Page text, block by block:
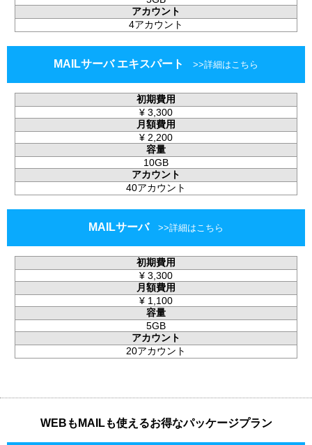
アカウント
4アカウント
MAILサーバ エキスパート
初期費用
¥ 3,300
月額費用
¥ 2,200
容量
10GB
アカウント
40アカウント
MAILサーバ
初期費用
¥ 3,300
月額費用
¥ 1,100
容量
5GB
アカウント
20アカウント
WEBもMAILも使えるお得なパッケージプラン